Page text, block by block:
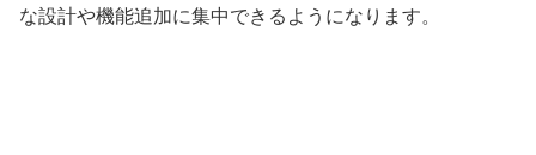
な設計や機能追加に集中できるようになります。